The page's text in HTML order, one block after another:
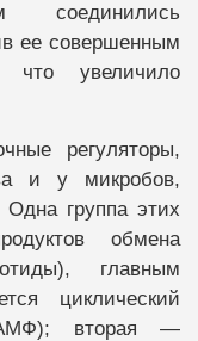
соединились
ее совершенным
что увеличило
регуляторы,
и у микробов,
группа этих
обмена
главным
циклический
вторая —